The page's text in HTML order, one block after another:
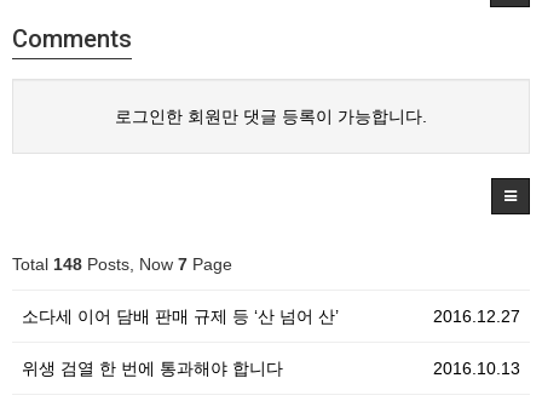
Comments
로그인한 회원만 댓글 등록이 가능합니다.
Total 148 Posts, Now 7 Page
2016.12.27
소다세 이어 담배 판매 규제 등 ‘산 넘어 산’
2016.10.13
위생 검열 한 번에 통과해야 합니다